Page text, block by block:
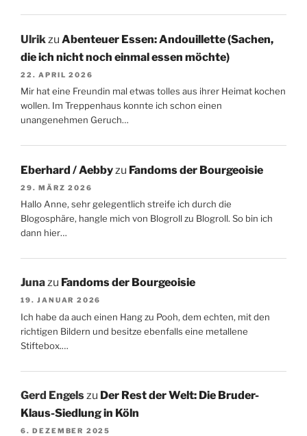
Ulrikzu Abenteuer Essen: Andouillette (Sachen,
die ich nicht noch einmal essen möchte)
22. APRIL 2026
Mir hat eine Freundin mal etwas tolles aus ihrer Heimat kochen
wollen. Im Treppenhaus konnte ich schon einen
unangenehmen Geruch…
Eberhard / Aebby zu Fandoms der Bourgeoisie
29. MÄRZ 2026
Hallo Anne, sehr gelegentlich streife ich durch die
Blogosphäre, hangle mich von Blogroll zu Blogroll. So bin ich
dann hier…
Junazu Fandoms der Bourgeoisie
19. JANUAR 2026
Ich habe da auch einen Hang zu Pooh, dem echten, mit den
richtigen Bildern und besitze ebenfalls eine metallene
Stiftebox.…
Gerd Engelszu Der Rest der Welt: Die Bruder-
Klaus-Siedlung in Köln
6. DEZEMBER 2025